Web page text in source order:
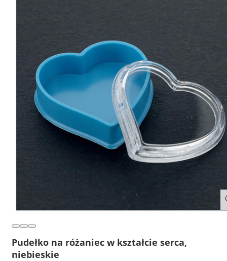
Pudełko na różaniec w kształcie serca,
niebieskie